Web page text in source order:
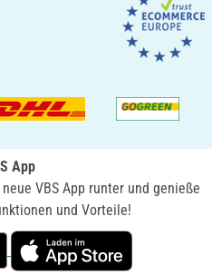
App
VBS App runter und genieße
und Vorteile!